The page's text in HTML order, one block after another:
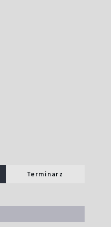
Terminarz